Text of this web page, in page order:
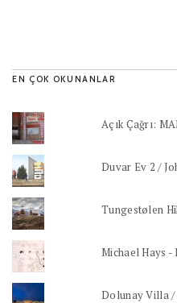
EN ÇOK OKUNANLAR
Açık Çağrı:
Duvar Ev 2 /
Tungestølen
Michael Hays -
Dolunay Villa /